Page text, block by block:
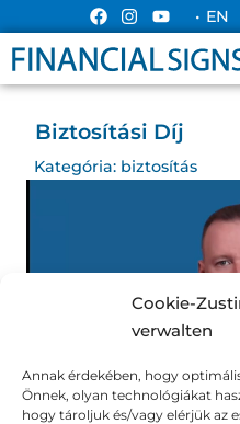
Cookie-
verwalten
Annak érdekében, hogy
Önnek, olyan technológiákat
hogy tároljuk és/vagy elérjük az
• EN
Biztosítási Díj
Kategória: biztosítás